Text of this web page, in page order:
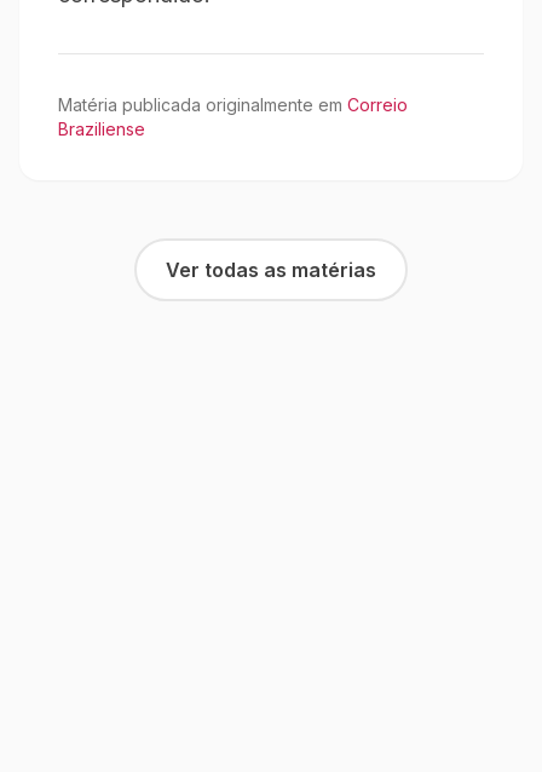
Matéria publicada originalmente em Correio
Braziliense
Ver todas as matérias